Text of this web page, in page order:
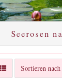
Seerosen
Sortieren nach
Sortieren nach